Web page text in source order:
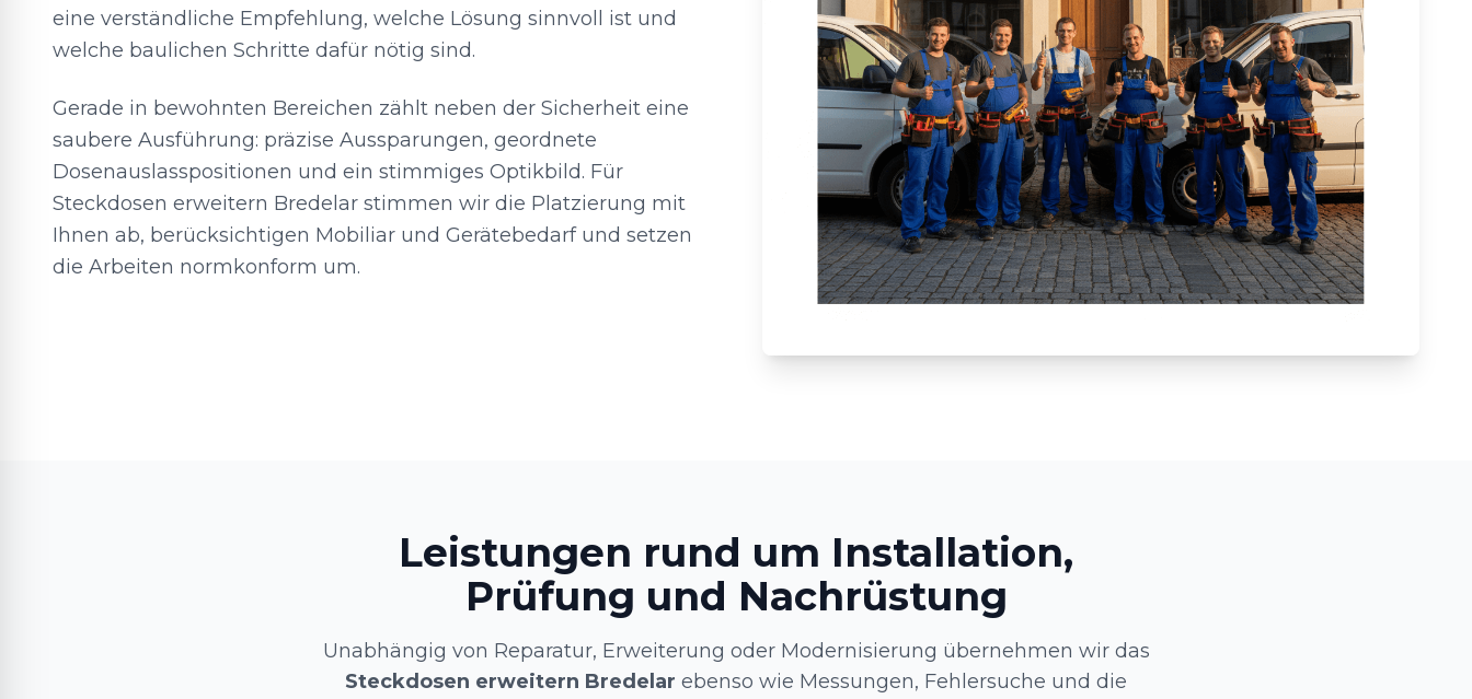
eine verständliche Empfehlung, welche Lösung sinnvoll ist und
welche baulichen Schritte dafür nötig sind.
Gerade in bewohnten Bereichen zählt neben der Sicherheit eine
saubere Ausführung: präzise Aussparungen, geordnete
Dosenauslasspositionen und ein stimmiges Optikbild. Für
Steckdosen erweitern Bredelar stimmen wir die Platzierung mit
Ihnen ab, berücksichtigen Mobiliar und Gerätebedarf und setzen
die Arbeiten normkonform um.
Leistungen rund um Installation,
Prüfung und Nachrüstung
Unabhängig von Reparatur, Erweiterung oder Modernisierung übernehmen wir das
Steckdosen erweitern Bredelar ebenso wie Messungen, Fehlersuche und die